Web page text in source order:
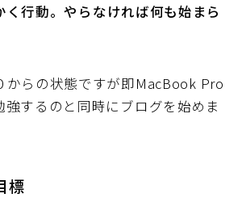
く行動。やらなければ何も始まら
からの状態ですが即MacBook Pro
強するのと同時にブログを始めま
標